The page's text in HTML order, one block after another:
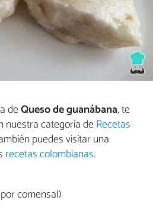
deQueso de guanábana, te
nuestra categoría deRecetas
puedes visitar una
recetas colombianas.
comensal)